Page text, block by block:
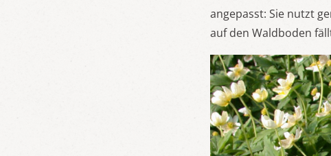
angepasst: Sie nutzt
auf den Waldboden